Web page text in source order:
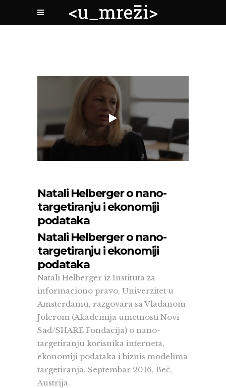
Natali Helberger o nano-
targetiranju i ekonomiji
podataka
Natali Helberger o nano-
targetiranju i ekonomiji
podataka
Natali Helberger iz Instituta za
informaciono pravo, Univerzitet u
Amsterdamu, razgovara sa Vladanom
Jolerom (Akademija umetnosti Novi
Sad/SHARE Fondacija) o nano-
targetiranju korisnika interneta,
ekonomiji podataka i biznis modelima
targetiranja. Septembar 2016, Beč,
Austrija.